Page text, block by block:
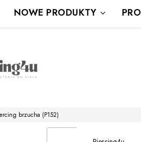
Gratis powyżej 80 zł
NOWE PRODUKTY
brzucha (P152)